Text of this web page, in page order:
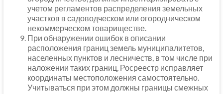
учетом регламентов распределения земельных
участков в садоводческом или огородническом
некоммерческом товариществе.
При обнаружении ошибок в описании
расположения границ земель муниципалитетов,
населенных пунктов и лесничеств, в том числе при
наложении таких границ, Росреестр исправляет
координаты местоположения самостоятельно.
Учитываться при этом должны границы смежных